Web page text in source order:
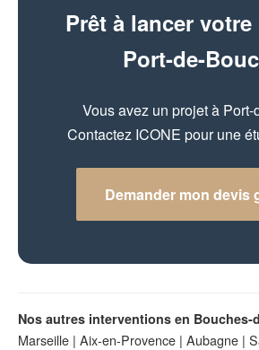
Prêt à lancer
Port-de-
Vous avez un projet à Port-
Contactez ICONE pour une
Demander mon devis
Nos autres interventions en Bouches-
Marseille | Aix-en-Provence | Aubagne |